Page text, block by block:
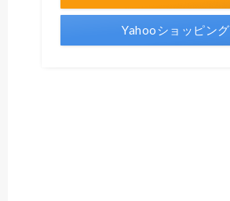
Yahooショッピング